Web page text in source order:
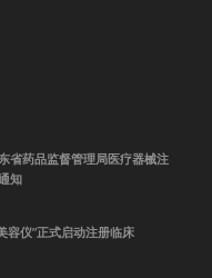
省药品监督管理局医疗器械注
知
仪”正式启动注册临床